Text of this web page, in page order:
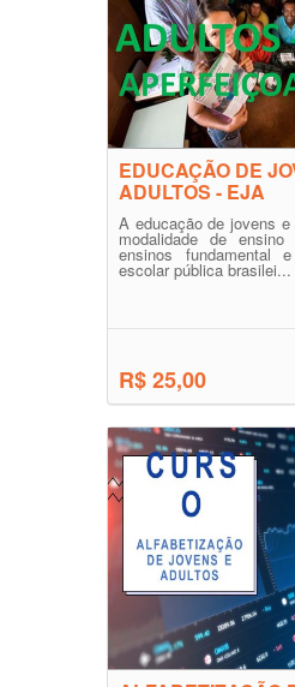
EDUCAÇÃO DE
ADULTOS - EJA
A educação de jovens
modalidade de
ensinos fundamental
escolar pública brasilei...
R$ 25,00